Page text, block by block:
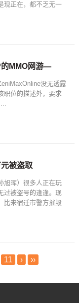
现正在，都不乏无一
的MMO网游—
没无透露
职位的描述外，要求
被盗取
旭晖）很多人正在玩
过被盗号的逢逢。现
比来宿迁市警方摧毁
11 › ››